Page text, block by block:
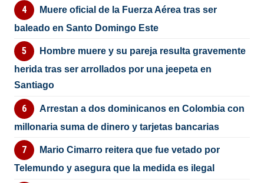
Muere oficial de la Fuerza Aérea tras ser
baleado en Santo Domingo Este
Hombre muere y su pareja resulta gravemente
herida tras ser arrollados por una jeepeta en
Santiago
Arrestan a dos dominicanos en Colombia con
millonaria suma de dinero y tarjetas bancarias
Mario Cimarro reitera que fue vetado por
Telemundo y asegura que la medida es ilegal